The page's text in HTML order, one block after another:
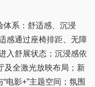
系：舒适感、沉浸
感通过座椅排距、无障
入舒展状态；沉浸感依
及全激光放映布局；新
电影+”主题空间；氛围